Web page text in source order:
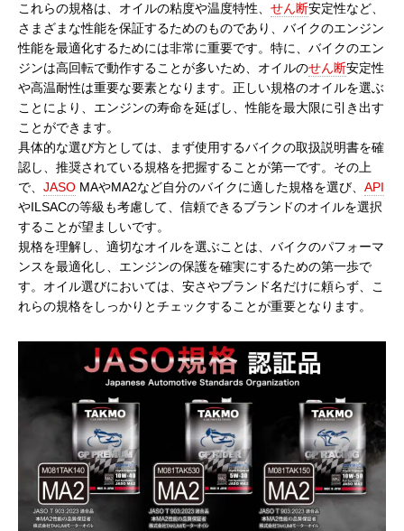
これらの規格は、オイルの粘度や温度特性、 せん断安定性など、
さまざまな性能を保証するためのものであり、バイクのエンジン
性能を最適化するためには非常に重要です。特に、バイクのエン
ジンは高回転で動作することが多いため、オイルのせん断安定性
や高温耐性は重要な要素となります。正しい規格のオイルを選ぶ
ことにより、エンジンの寿命を延ばし、性能を最大限に引き出す
ことができます。
具体的な選び方としては、まず使用するバイクの取扱説明書を確
認し、推奨されている規格を把握することが第一です。その上
で、 JASO MAやMA2など自分のバイクに適した規格を選び、 API
やILSACの等級も考慮して、信頼できるブランドのオイルを選択
することが望ましいです。
規格を理解し、適切なオイルを選ぶことは、バイクのパフォーマ
ンスを最適化し、エンジンの保護を確実にするための第一歩で
す。オイル選びにおいては、安さやブランド名だけに頼らず、こ
れらの規格をしっかりとチェックすることが重要となります。